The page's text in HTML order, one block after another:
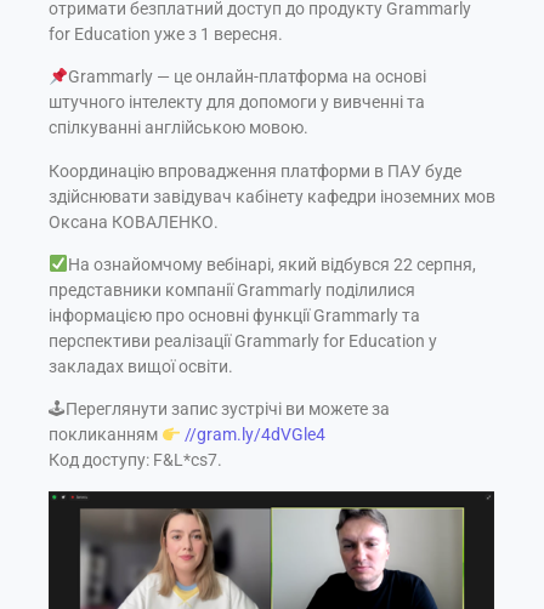
отримати безплатний доступ до продукту Grammarly
for Education уже з 1 вересня.
Grammarly — це онлайн-платформа на основі
штучного інтелекту для допомоги у вивченні та
спілкуванні англійською мовою.
Координацію впровадження платформи в ПАУ буде
здійснювати завідувач кабінету кафедри іноземних мов
Оксана КОВАЛЕНКО.
На ознайомчому вебінарі, який відбувся 22 серпня,
представники компанії Grammarly поділилися
інформацією про основні функції Grammarly та
перспективи реалізації Grammarly for Education у
закладах вищої освіти.
🕹Переглянути запис зустрічі ви можете за
покликанням
//gram.ly/4dVGle4
Код доступу: F&L*cs7.